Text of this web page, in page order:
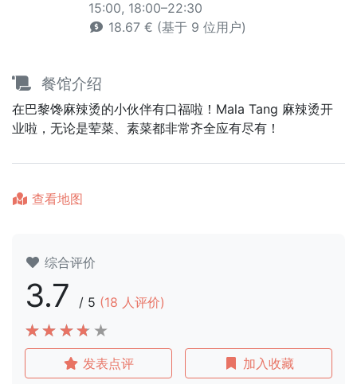
15:00, 18:00–22:30
18.67 € (基于 9 位用户)
餐馆介绍
在巴黎馋麻辣烫的小伙伴有口福啦！Mala Tang 麻辣烫开
业啦，无论是荤菜、素菜都非常齐全应有尽有！
查看地图
综合评价
3.7 / 5 (18 人评价)
发表点评 加入收藏